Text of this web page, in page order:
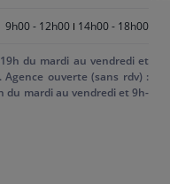
9h00 - 12h00 14h00 - 18h00
du mardi au vendredi et
Agence ouverte (sans rdv) :
du mardi au vendredi et 9h-